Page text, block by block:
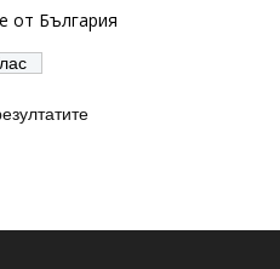
от България